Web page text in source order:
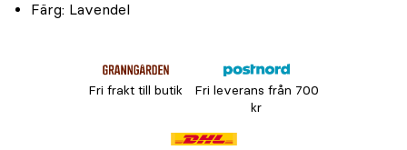
Färg: Lavendel
Fri frakt till butik
Fri leverans från 700
kr